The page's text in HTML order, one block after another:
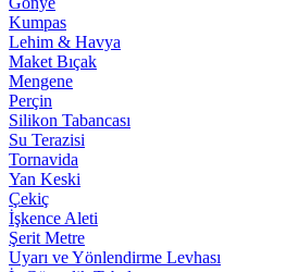
Kumpas
Lehim & Havya
Maket Bıçak
Mengene
Perçin
Silikon Tabancası
Su Terazisi
Tornavida
Yan Keski
Çekiç
İşkence Aleti
Şerit Metre
Uyarı ve Yönlendirme Levhası